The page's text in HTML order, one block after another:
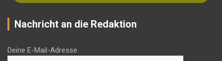
Nachricht an die Redaktion
Deine E-Mail-Adresse